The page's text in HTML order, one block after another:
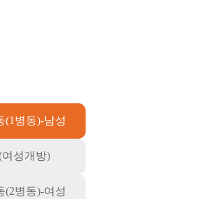
(1병동)-남성
성개방)
(2병동)-여성